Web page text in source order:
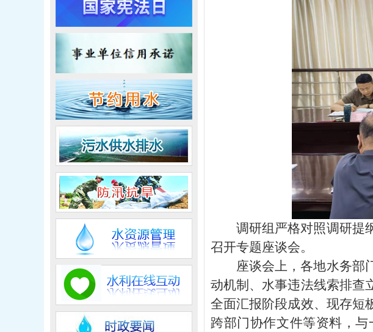
调研组严格对照调研提
召开专题座谈会。
座谈会上，各地水务部
动机制、水事违法线索排查
全面汇报阶段成效、现存短
跨部门协作文件等资料，